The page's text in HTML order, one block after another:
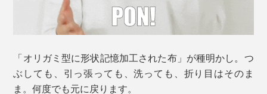
「オリガミ型に形状記憶加工された布」が種明かし。つ
ぶしても、引っ張っても、洗っても、折り目はそのま
ま。何度でも元に戻ります。